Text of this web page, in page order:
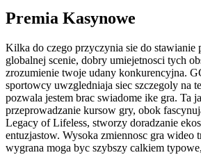
Premia Kasynowe
Kilka do czego przyczynia sie do stawianie
globalnej scenie, dobry umiejetnosci tych
zrozumienie twoje udany konkurencyjna.
sportowcy uwzgledniaja siec szczegoly na
pozwala jestem brac swiadome ike gra. Ta
przeprowadzanie kursow gry, obok
Legacy of Lifeless, stworzy doradzanie
entuzjastow. Wysoka zmiennosc gra wideo
wygrana moga byc szybszy calkiem